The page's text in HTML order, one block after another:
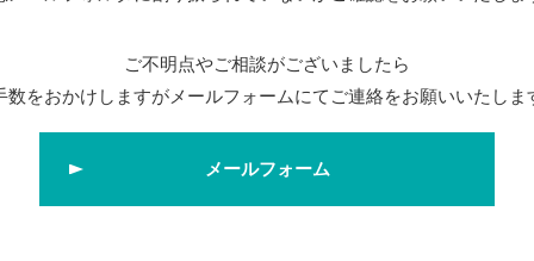
ご不明点やご相談がございましたら
数をおかけしますがメールフォームにてご連絡をお願いいたしま
メールフォーム